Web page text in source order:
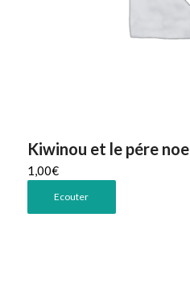
Kiwinou et le pére noel
1,00€
Ecouter